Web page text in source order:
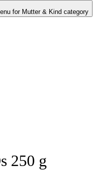
for Mutter & Kind category
250 g